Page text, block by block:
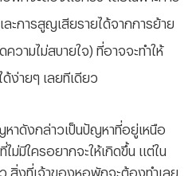
การสูญเสียรายได้จากการย้าย
วามไม่สบายใจ) ที่อาจจะทำให้
ง่ายๆ เลยทีเดียว
หาดังกล่าวเป็นปัญหาที่อยู่เหนือ
ม่มีใครอยากจะให้เกิดขึ้น แต่ใน
สิ่งที่เจ้าของหอพักจะต้องทำเลย